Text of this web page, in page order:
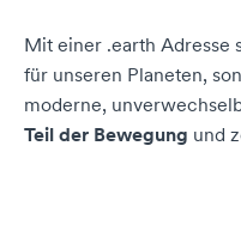
Mit einer .earth Adresse
für unseren Planeten,
moderne,
Teil der Bewegung und